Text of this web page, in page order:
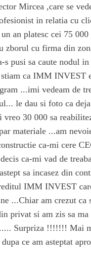
Mircea ,care se
in relatia cu
an platesc cei 75
zborul cu firma din
s pusi sa caute nodul in
ca IMM INVEST
...imi vedeam de
le dau si foto ca
30 000 sa
materiale ...am
ca-mi cere
ca-mi vad de
sa incasez din
IMM INVEST
...Chiar am crezut ca
privat si am zis sa ma
Surpriza !!!!!!! Mai
ce am asteptat